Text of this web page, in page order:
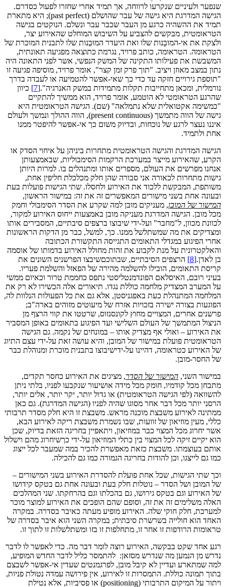
שנפער ולעיניים שנקרעו לרווחה, אך תמיד אחרי שחזרו לפעול כסדרם.
הגישה המדרגת היא גישה של עבר שהושלם (past perfect); היא מתארת
תמיד את ההשהיה כרגע מן העבר שכבר עבר ונשלם. הנוקטים בגישה
הטראומטית, מבקשים להצביע על השיבוש המוחלט שהאירוע יצר,
ולצקת את אי-המובָנות שלו ואת היעדר המוּבְנות שלו לתבנית המוכרת של
הטראומה. הטראומה, כותב פרויד, נגרמת כתוצאה מפגיעה תאונתית,
המשבשת את פעילותו התקינה של המשק הנפשי, אשר לפני התאונה היה
נתון במצב מאוזן ויציב. "תוך פרק זמן קצר", אומר פרויד, מוסיפה פגיעה זו
"תוספת גירויים חזקה עד כדי כך שאי-אפשר להטמיעה או לעבדה בדרך
נורמלית, ומכאן מתחייבות תקלות מתמידות במשק האנרגיה".[7]
כיוון
שהרגע הטראומטי לא הוטמע, אומר פרויד, הוא ממשיך להתקיים
"כמשימה אקטואלית שלא נתמלאה" (שם). הגישה הטראומטית היא
גישה של הווה מתמשך (present continuous), הווה ההולך ונמשך ולעולם
איננו נעצר לרגע של נוכחות, ובדיוק משום כך אי-אפשר להיפטר ממנו
אחת ולתמיד.
הגישה המדרגת והגישה הטראומטית מתחרות ביניהן על איחוי הסדק או
הקרע, שהאירוע מייצר במערכת הרקמות הסימבוליות, שבאמצעותן
אנחנו מפרשים את העולם, מספרים אותו ומתנהלים בו. למרות היותן
גישות מתחרות לכאורה אני סבורה שהן חלק מכלכלת חליפין אחת,
משותפת, המבקשת ללכוד את האירוע ולחסלו. שתי הגישות פועלות בעת
ובעונה אחת בשני מישורים המאפשרים זה את זה: במישור הראשון,
המישור של המובן, מעניקים מובן למה שקרע את הסדר הסימבולי וחמק
מכל מובן. הגישה המדרגת מעניקה מובן באמצעות ייחוס האירוע למקור,
לכוונת מכוון, ל"מחבר" ועל-ידי שיבוצו ברצפים סיבתיים, המסבירים אותו
ומצדיקים את מה שמשתלשל ממנו. כך, למשל, כבר מן הדקות הראשונות
אחרי הפיגוע במגדלי התאומים התגייסה התקשורת הכתובה
והאלקטרונית על מנת לקבוע את זהות מחולל האירוע בדמותו של אוסמה
בן לאדן.[8]
הרצפים הסיבתיים, שבתוכםשיבצו הפרשנים השונים את
קריסת התאומים, הובילו להשלמה מהירה של הפאזל והשלמת פעריו.
בעיני רובם, האיסלאם הפונדמנטליסטי נתפס כחממת טרור וכאיום ממשי
על המערב המצדיק מלחמה כוללת נגדו. תיאורים אלה הכשירו לא רק את
המלחמה המתנהלת כעת באפגניסטן, אלא גם את כל הפעולות הנלוות לה,
הפוגעות בצורה ישירה בזכויות אזרח של מיעוטים מזוהים בארה"ב;
פרשנים אחרים, המצויים מחוץ לקונסנזוס, שרטטו את קווי הרצף מן
הניצול המתמשך של העולם השלישי ועד הפיגוע בתאומים באופן המסביר
את האירוע – ואולי אף מצדיק אותו – במונחים של נקמה. גם הגישה
הטראומטית פועלת במישור של המובן, והיא עושה זאת על-ידי עצם התיוג
של האירוע כטראומה, דהיינו על-ידישיבוצו בתבנית מוכרת ומנוהלת כבר
של החסר-מובן.
במישור השני, המישור של הסדר, מציגים את האירוע כחסר תקדים,
מתבחן מכל קודמיו, חומק מכל מידה אושיעור שנקבעו לפניו, בלתי ניתן
להשוואה (לפי הגישה הטראומטית) או גדול יותר, יקר יותר, אלים יותר,
הרסני יותר מכל דבר אחר מסוגו שהיה לפניו (הגישה המדרגת). גם כאן
ממתינה לאירוע משבצת מוכנה מראש. משבצת זו היא חלק מסדר תרבותי
כללי, מעין מוזיאון של זוועות, שבו נשמרת משבצת ריקה לאירוע הבא,
אשר יחרוג מכל המצוי כבר במוזיאון, ויתאפיין בחריגה הזאת בדיוק, שכן
הוא יקיים זיקה לכל המצוי בין כתלי המוזיאון על-ידי כךשיחרוג מהם וישלול
אותם בעוצמתו. משבצת כזאת מאפשרת להכיר במה שמעבר לכל ייצוג
כמו גם לייצגו, וכן להודות בחריגה הגמורה כמו גם להכילה.
וכך שתי הגישות, שכל אחת פועלת להסדרת האירוע בשני המישורים –
של המובן ושל הסדר – נוטלות חלק בעת ובעונה אחת גם בטקס קידושו
של האירוע וגם בטקס גירושו, גם בהכלתו וגם בהרחקתו. שני המהלכים
האלה משלימים זה את זה, וסופם שהם הופכים את האירוע למוצר מוכר
למערכת, חלק חוקי שלה. האירוע מופיע מעתה כאיבר בסדרה. במקרה
האחד הוא חולייה בשרשרת סיבתית; במקרה השני הוא איבר בסדרה של
טראומות הרודפות זו אחר זו, מתחלפות זו בזו ומשתלשלות זו לתוך זו.
רגע אחד שקט בבקשה, האירוע רוצה לומר דבר מה. כדי לאפשר לו לדבר
נדרש מן הנמען מה שנדרש מסזאן: להתמסר כליל לדבר החדש המופיע,
למה שמתארע ועדיין לא קיבל מובן, לפרגמנטים שעדין אי-אפשר לשבצם
בתוך תמונה כוללת. התמסרות זו לאירוע, אין פירושה עמדה נטולת פניות,
ויתור על המיקום התרבותי (positioning) או פסיביות, אלא נטילת